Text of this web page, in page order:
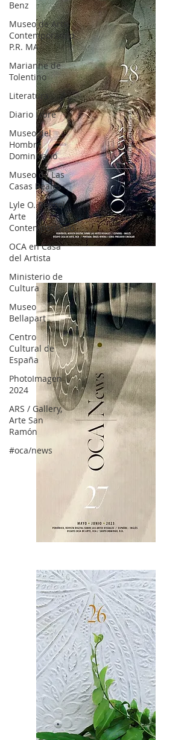
Benz
Museo de Arte
Contemporáneo
P.R. MA
Marianne de
Tolentino
Literatura
Diario Libre
Museo del
Hombre
Dominicano
Museo de Las
Casas Reales
Lyle O. Reitzel
Arte
Contemporáneo
OCA en Casa
del Artista
Ministerio de
Cultura
Museo
Bellapart
Centro
Cultural de
España
PhotoImagen
2024
ARS / Gallery,
Arte San
Ramón
#oca/news
OCA|News 28 / Julio-Agosto-Septiembre, 2023